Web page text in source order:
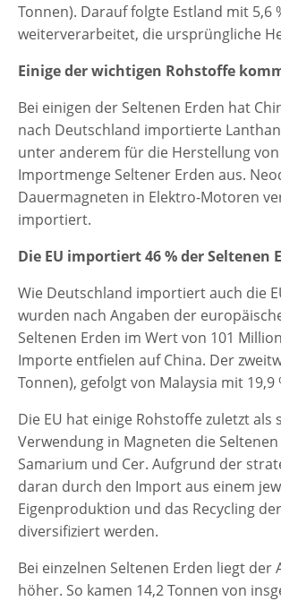
Tonnen). Darauf folgte Estland mit 5,6
weiterverarbeitet, die ursprüngliche
Einige der wichtigen Rohstoffe
Bei einigen der Seltenen Erden hat
nach Deutschland importierte
unter anderem für die Herstellung
Importmenge Seltener Erden aus.
Dauermagneten in Elektro-Motoren
importiert.
Die EU importiert 46 % der Seltenen
Wie Deutschland importiert auch die
wurden nach Angaben der
Seltenen Erden im Wert von 101
Importe entfielen auf China. Der
Tonnen), gefolgt von Malaysia mit 19,9
Die EU hat einige Rohstoffe zuletzt
Verwendung in Magneten die
Samarium und Cer. Aufgrund der
daran durch den Import aus einem
Eigenproduktion und das Recycling
diversifiziert werden.
Bei einzelnen Seltenen Erden liegt
höher. So kamen 14,2 Tonnen von